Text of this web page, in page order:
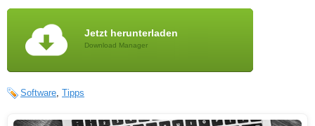
Jetzt herunterladen
Download Manager
Software Tipps